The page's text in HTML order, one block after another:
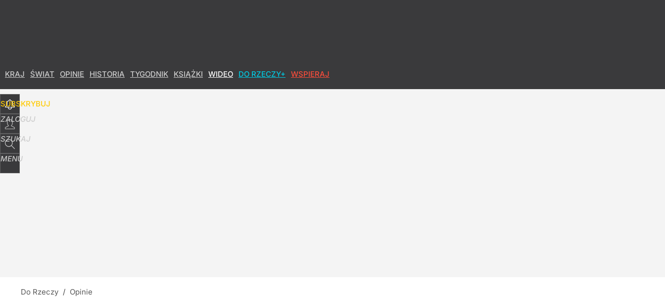
KRAJ ŚWIAT OPINIE HISTORIA TYGODNIK KSIĄŻKI WIDEO DO RZECZY+ WSPIERAJ
SUBSKRYBUJ
ZALOGUJ
SZUKAJ
MENU
Do Rzeczy / Opinie